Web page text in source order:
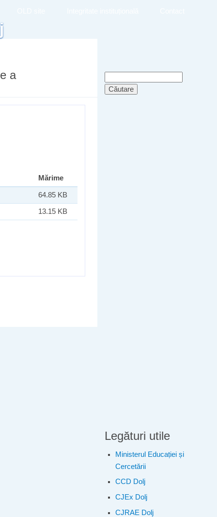
a
Mărime
64.85 KB
13.15 KB
Formular de
căutare
Legături utile
Ministerul Educației și
Cercetării
CCD Dolj
CJEx Dolj
CJRAE Dolj